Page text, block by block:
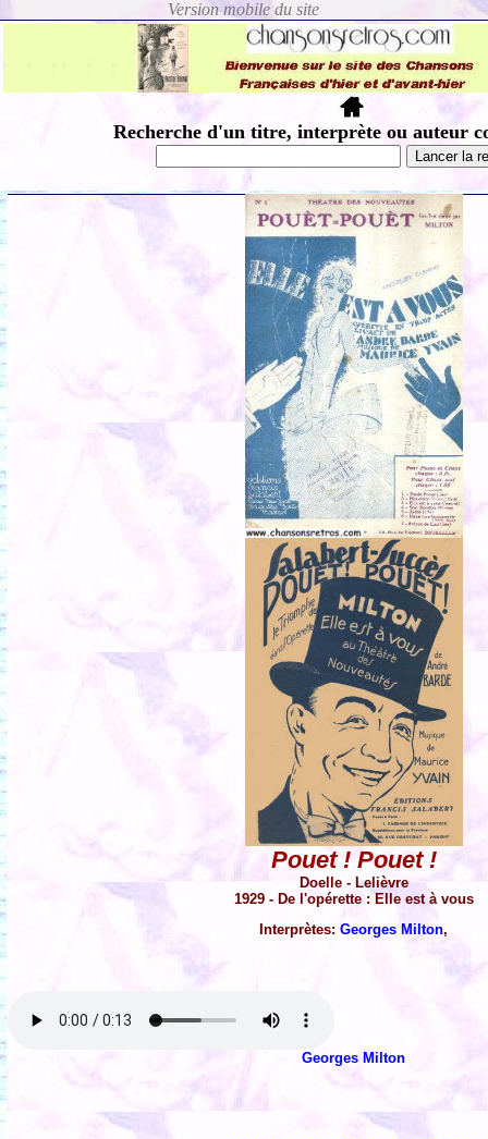
Recherche d'un titre, interprète ou auteur
Pouet ! Pouet !
Doelle - Lelièvre
1929 - De l'opérette : Elle est à vous
Interprètes:Georges Milton,
Georges Milton